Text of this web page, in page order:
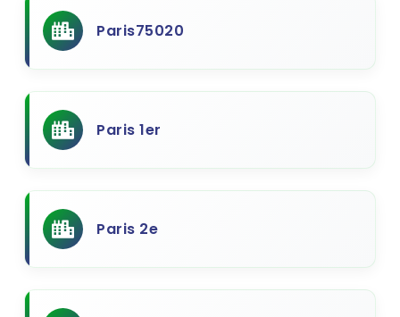
Paris75020
Paris 1er
Paris 2e